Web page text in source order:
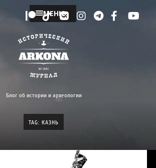
МЕНЮ
Блог об истории и археологии
TAG: КАЗНЬ